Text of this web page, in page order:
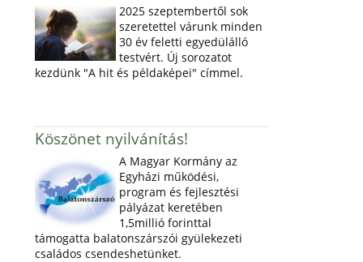
2025 szeptembertől sok
szeretettel várunk minden
30 év feletti egyedülálló
testvért. Új sorozatot
kezdünk "A hit és példaképei" címmel.
Köszönet nyilvánítás!
A Magyar Kormány az
Egyházi működési,
program és fejlesztési
pályázat keretében
1,5millió forinttal
támogatta balatonszárszói gyülekezeti
családos csendeshetünket.